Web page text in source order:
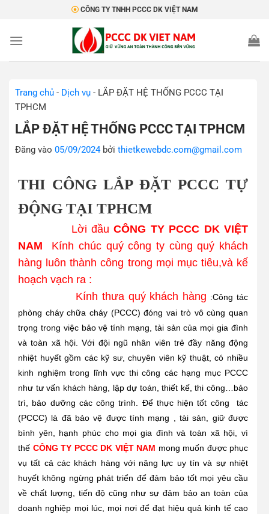
nội
CÔNG TY TNHH PCCC DK VIỆT NAM
Trang chủ - Dịch vụ - LẮP ĐẶT HỆ THỐNG PCCC TẠI
TPHCM
LẮP ĐẶT HỆ THỐNG PCCC TẠI TPHCM
Đăng vào 05/09/2024 bởi thietkewebdc.com@gmail.com
THI CÔNG LẮP ĐẶT PCCC TỰ
ĐỘNG TẠI TPHCM
Lời đầuCÔNG TY PCCC DK VIỆT
NAM
Kính chúc quý công ty cùng quý khách
hàng luôn thành công trong mọi mục tiêu,và kế
hoạch vạch ra :
Kính thưa quý khách hàng :Công tác
phòng cháy chữa cháy (PCCC) đóng vai trò vô cùng quan
trọng trong việc bảo vệ tính mạng, tài sản của mọi gia đình
và toàn xã hội. Với đội ngũ nhân viên trẻ đầy năng động
nhiệt huyết gồm các kỹ sư, chuyên viên kỹ thuật, có nhiều
kinh nghiệm trong lĩnh vực thi công các hạng mục PCCC
như tư vấn khách hàng, lập dự toán, thiết kế, thi công…bảo
trì, bảo dưỡng các công trình. Để thực hiện tốt công tác
(PCCC) là đã bảo vệ được tính mạng , tài sản, giữ được
bình yên, hạnh phúc cho mọi gia đình và toàn xã hội, vì
thế CÔNG TY PCCC DK VIỆT NAM mong muốn được phục
vụ tất cả các khách hàng với năng lực uy tín và sự nhiệt
huyết không ngừng phát triển để đảm bảo tốt mọi yêu cầu
về chất lượng, tiến độ cũng như sự đảm bảo an toàn của
doanh nghiệp mọi lúc, mọi nơi để đạt hiệu quả kinh tế cao